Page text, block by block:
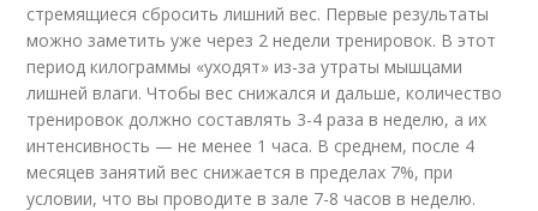
стремящиеся сбросить лишний вес. Первые результаты
можно заметить уже через 2 недели тренировок. В этот
период килограммы «уходят» из-за утраты мышцами
лишней влаги. Чтобы вес снижался и дальше, количество
тренировок должно составлять 3-4 раза в неделю, а их
интенсивность — не менее 1 часа. В среднем, после 4
месяцев занятий вес снижается в пределах 7%, при
условии, что вы проводите в зале 7-8 часов в неделю.